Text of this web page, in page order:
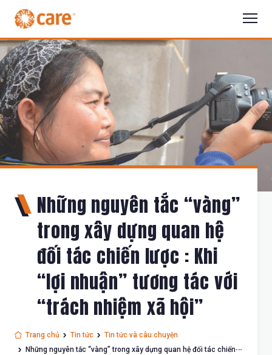
Những nguyên tắc “vàng”
trong xây dựng quan hệ
đối tác chiến lược : Khi
“lợi nhuận” tương tác với
“trách nhiệm xã hội”
Trang chủ Tin tức
Tin tức và câu chuyện
Những nguyên tắc “vàng” trong xây dựng quan hệ đối tác chiến